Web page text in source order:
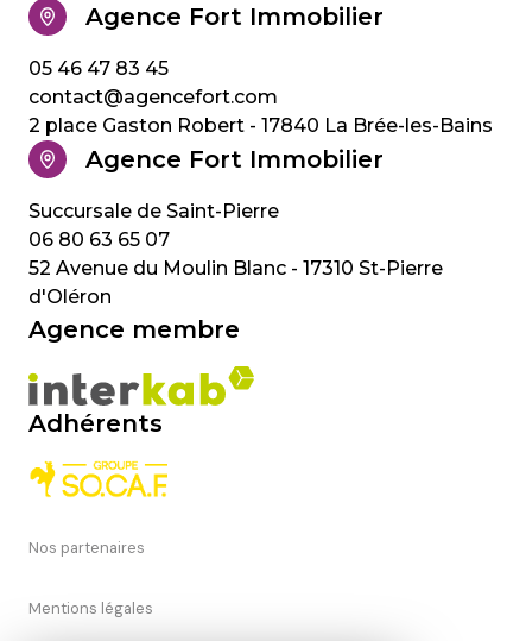
Agence Fort Immobilier
05 46 47 83 45
contact@agencefort.com
2 place Gaston Robert - 17840 La Brée-les-Bains
Agence Fort Immobilier
06 80 63 65 07
52 Avenue du Moulin Blanc - 17310 St-Pierre
d'Oléron
Agence membre
Adhérents
Nos partenaires
Mentions légales